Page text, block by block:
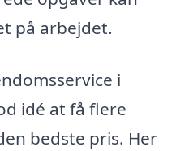
på arbejdet.
i
idé at få flere
bedste pris. Her